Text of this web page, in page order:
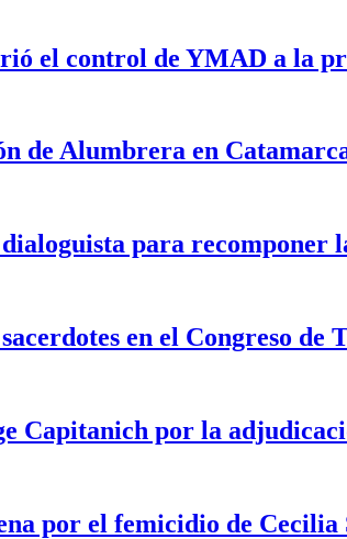
el control de YMAD a la
de Alumbrera en
para recomponer
en el Congreso de
Capitanich por la
por el femicidio de Cecilia